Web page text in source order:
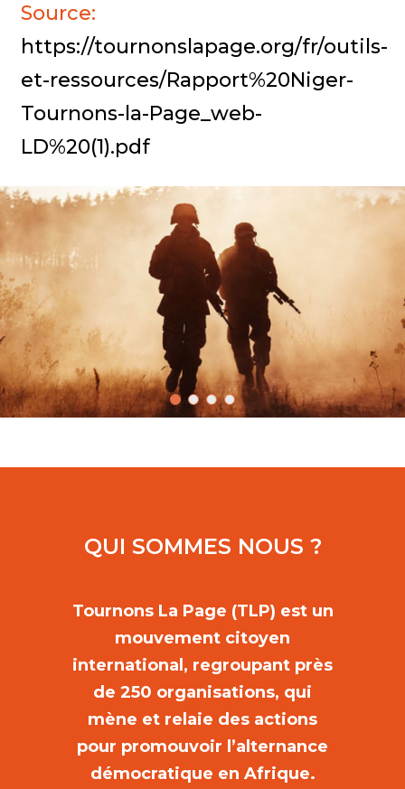
Source:
https://tournonslapage.org/fr/outils-
et-ressources/Rapport%20Niger-
Tournons-la-Page_web-
LD%20(1).pdf
QUI SOMMES NOUS ?
Tournons La Page (TLP) est un
mouvement citoyen
international, regroupant près
de 250 organisations, qui
mène et relaie des actions
pour promouvoir l’alternance
démocratique en Afrique.